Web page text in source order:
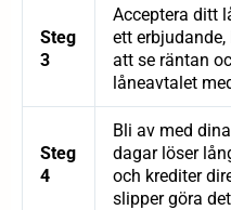
Steg
3
Acceptera ditt
ett
att se räntan
låneavtalet
Steg
4
Bli av med
dagar löser
och krediter
slipper göra